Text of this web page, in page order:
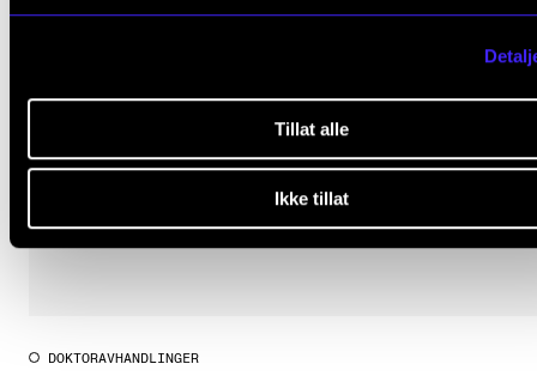
Tillat alle
Ikke tillat
DOKTORAVHANDLINGER